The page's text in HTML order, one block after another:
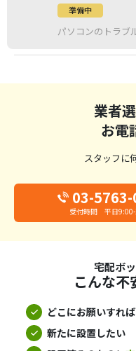
準備中
パソコンのトラブ
業者
お電
スタッフに
03-
受付時間 平日
宅配ボ
こんな不
どこにお願いすれ
新たに設置したい